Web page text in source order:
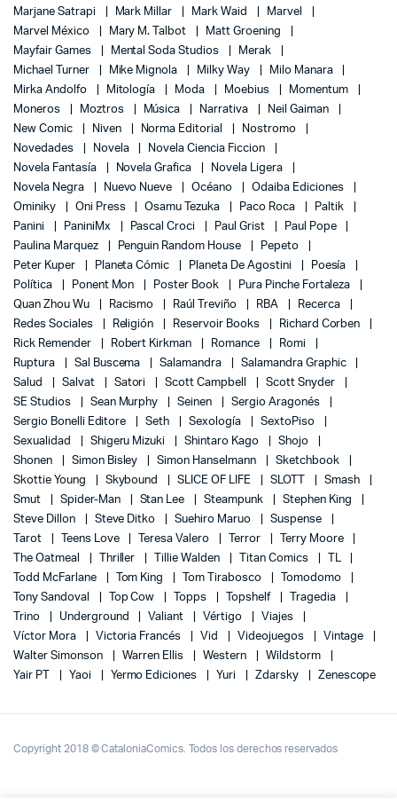
Marjane Satrapi
Mark Millar Mark Waid
Marvel
Marvel México
Mary M. Talbot
Matt Groening
Mayfair Games
Mental Soda Studios
Merak
Michael Turner
Mike Mignola Milky Way
Milo Manara
Mirka Andolfo
Mitología Moda Moebius
Momentum
Moneros
Moztros Música Narrativa
Neil Gaiman
New Comic
Niven Norma Editorial
Nostromo
Novedades
Novela
Novela Ciencia Ficcion
Novela Fantasía
Novela Grafica
Novela Ligera
Novela Negra
Nuevo Nueve Océano
Odaiba Ediciones
Ominiky
Oni Press Osamu Tezuka Paco Roca
Paltik
Panini
PaniniMx Pascal Croci Paul Grist
Paul Pope
Paulina Marquez
Penguin Random House
Pepeto
Peter Kuper
Planeta Cómic Planeta De Agostini
Poesía
Política
Ponent Mon Poster Book
Pura Pinche Fortaleza
Quan Zhou Wu
Racismo Raúl Treviño RBA
Recerca
Redes Sociales
Religión Reservoir Books
Richard Corben
Rick Remender
Robert Kirkman Romance
Romi
Ruptura
Sal Buscema Salamandra
Salamandra Graphic
Salud
Salvat Satori Scott Campbell
Scott Snyder
SE Studios
Sean Murphy Seinen
Sergio Aragonés
Sergio Bonelli Editore
Seth Sexología
SextoPiso
Sexualidad
Shigeru Mizuki Shintaro Kago
Shojo
Shonen
Simon Bisley Simon Hanselmann
Sketchbook
Skottie Young
Skybound SLICE OF LIFE SLOTT
Smash
Smut
Spider-Man Stan Lee Steampunk
Stephen King
Steve Dillon
Steve Ditko Suehiro Maruo
Suspense
Tarot
Teens Love Teresa Valero Terror
Terry Moore
The Oatmeal
Thriller Tillie Walden Titan Comics
TL
Todd McFarlane
Tom King Tom Tirabosco
Tomodomo
Tony Sandoval
Top Cow Topps Topshelf
Tragedia
Trino
Underground Valiant Vértigo
Viajes
Víctor Mora
Victoria Francés Vid Videojuegos
Vintage
Walter Simonson
Warren Ellis Western
Wildstorm
Yair PT
Yaoi Yermo Ediciones Yuri Zdarsky Zenescope
Copyright 2018 © CataloniaComics. Todos los derechos reservados